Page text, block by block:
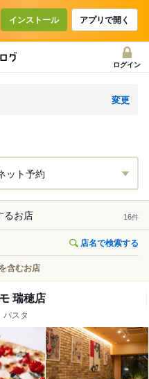
インストール アプリで開く
ログイン
変更
ット予約
るお店 16件
店名で検索する
を含むお店
瑞穂店
パスタ